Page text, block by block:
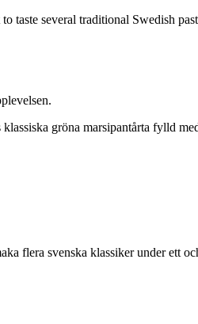
taste several traditional Swedish
klassiska gröna marsipantårta fylld
flera svenska klassiker under ett